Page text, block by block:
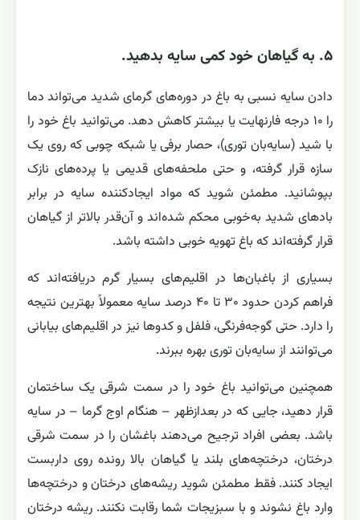
۵. به گیاهان خود کمی سایه بدهید.
دادن سایه نسبی به باغ در دوره‌های گرمای شدید می‌تواند دما
را ۱۰ درجه فارنهایت یا بیشتر کاهش دهد. می‌توانید باغ خود را
با شید (سایه‌بان توری)، حصار برفی یا شبکه چوبی که روی یک
سازه قرار گرفته، و حتی ملحفه‌های قدیمی یا پرده‌های نازک
بپوشانید. مطمئن شوید که مواد ایجادکننده سایه در برابر
بادهای شدید به‌خوبی محکم شده‌اند و آن‌قدر بالاتر از گیاهان
قرار گرفته‌اند که باغ تهویه خوبی داشته باشد.
بسیاری از باغبان‌ها در اقلیم‌های بسیار گرم دریافته‌اند که
فراهم کردن حدود ۳۰ تا ۴۰ درصد سایه معمولاً بهترین نتیجه
را دارد. حتی گوجه‌فرنگی، فلفل و کدوها نیز در اقلیم‌های بیابانی
می‌توانند از سایه‌بان توری بهره ببرند.
همچنین می‌توانید باغ خود را در سمت شرقی یک ساختمان
قرار دهید، جایی که در بعدازظهر – هنگام اوج گرما – در سایه
باشد. بعضی افراد ترجیح می‌دهند باغشان را در سمت شرقی
درختان، درختچه‌های بلند یا گیاهان بالا رونده روی داربست
ایجاد کنند. فقط مطمئن شوید ریشه‌های درختان و درختچه‌ها
وارد باغ نشوند و با سبزیجات شما رقابت نکنند. ریشه درختان